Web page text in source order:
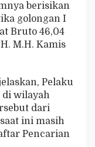
berisikan
golongan I
Bruto 46,04
M.H. Kamis
Pelaku
di wilayah
dari
ini masih
Pencarian